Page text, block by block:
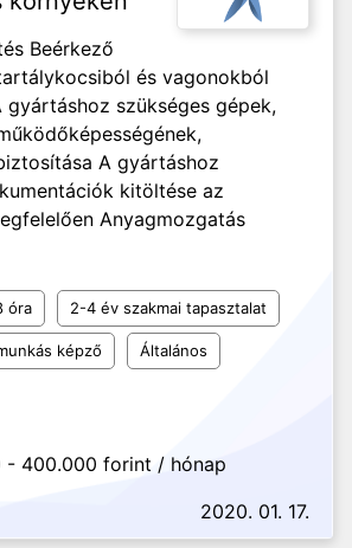
Beérkező
és vagonokból
gyártáshoz szükséges gépek,
A gyártáshoz
kitöltése az
Anyagmozgatás
óra 2-4 év szakmai tapasztalat
képző Általános
- 400.000 forint / hónap
2020. 01. 17.